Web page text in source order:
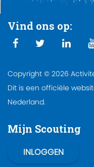
Vind ons op:
Copyright © 2026
Dit is een officiële
Nederland.
Mijn Scouting